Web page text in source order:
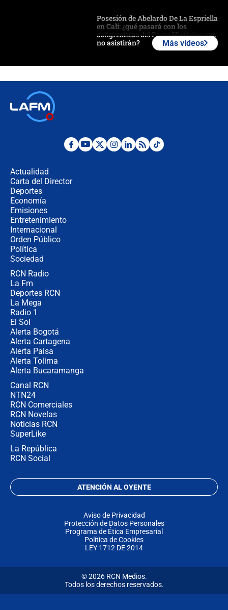
Posesión de Abelardo De La Espriella
en Cali: ¿qué pasará con los
congresistas del Pacto Histórico que
no asistirán?
¿Por qué De la Espriella gobernará
Más videos
Actualidad
Carta del Director
Deportes
Economía
Emisiones
Entretenimiento
Internacional
Orden Público
Política
Sociedad
RCN Radio
La Fm
Deportes RCN
La Mega
Radio 1
El Sol
Alerta Bogotá
Alerta Cartagena
Alerta Paisa
Alerta Tolima
Alerta Bucaramanga
Canal RCN
NTN24
RCN Comerciales
RCN Novelas
Noticias RCN
SuperLike
La República
RCN Social
ATENCIÓN AL OYENTE
Aviso de Privacidad
Protección de Datos Personales
Programa de Ética Empresarial
Política de Cookies
LEY 1712 DE 2014
© 2026 RCN Medios.
Todos los derechos reservados.